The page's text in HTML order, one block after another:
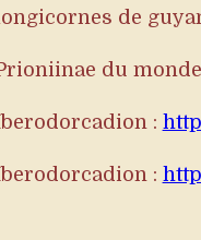
de
du
:
: